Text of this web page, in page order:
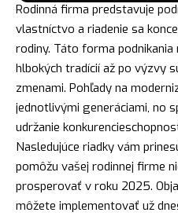
Rodinná firma predstavuje
vlastníctvo a riadenie sa
rodiny. Táto forma podnikania
hlbokých tradícií až po výzvy
zmenami. Pohľady na
jednotlivými generáciami, no
udržanie
Nasledujúce riadky vám
pomôžu vašej rodinnej firme
prosperovať v roku 2025.
môžete implementovať už